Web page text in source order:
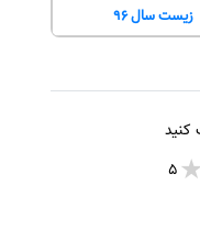
زیست سال 96
کنید
5